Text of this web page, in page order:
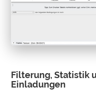
Filterung, Statistik
Einladungen